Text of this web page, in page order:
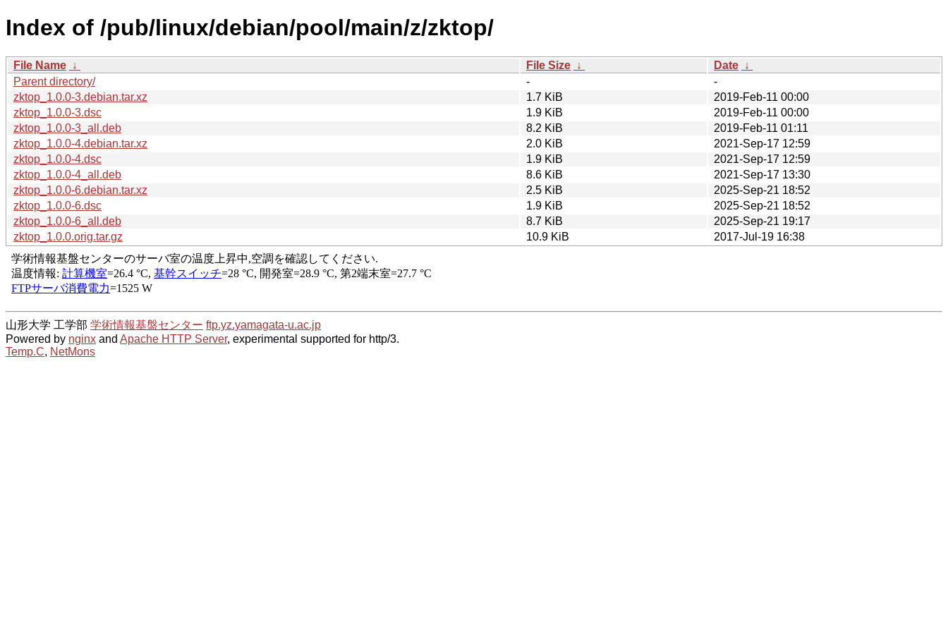
Index of /pub/linux/debian/pool/main/z/zktop/
File Name ↓ File Size ↓ Date ↓
Parent directory/
-
-
zktop_1.0.0-3.debian.tar.xz
1.7 KiB
2019-Feb-11 00:00
zktop_1.0.0-3.dsc
1.9 KiB
2019-Feb-11 00:00
zktop_1.0.0-3_all.deb
8.2 KiB
2019-Feb-11 01:11
zktop_1.0.0-4.debian.tar.xz
2.0 KiB
2021-Sep-17 12:59
zktop_1.0.0-4.dsc
1.9 KiB
2021-Sep-17 12:59
zktop_1.0.0-4_all.deb
8.6 KiB
2021-Sep-17 13:30
zktop_1.0.0-6.debian.tar.xz
2.5 KiB
2025-Sep-21 18:52
zktop_1.0.0-6.dsc
1.9 KiB
2025-Sep-21 18:52
zktop_1.0.0-6_all.deb
8.7 KiB
2025-Sep-21 19:17
zktop_1.0.0.orig.tar.gz
10.9 KiB 2017-Jul-19 16:38
山形大学 工学部 学術情報基盤センター ftp.yz.yamagata-u.ac.jp
Powered by nginx and Apache HTTP Server, experimental supported for http/3.
Temp.C, NetMons